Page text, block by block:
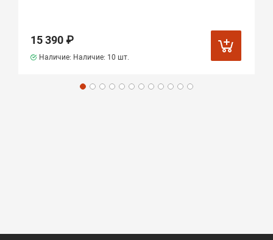
15 390 ₽
Наличие: Наличие: 10 шт.